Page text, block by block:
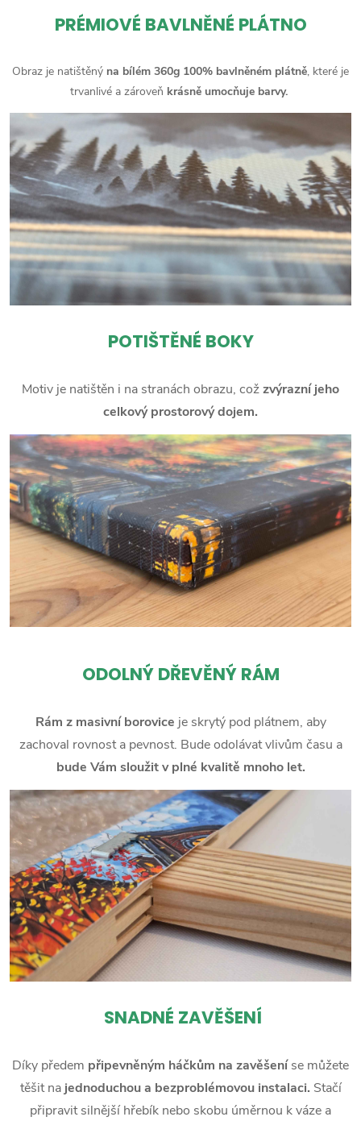
PRÉMIOVÉ BAVLNĚNÉ PLÁTNO
Obraz je natištěný na bílém 360g 100% bavlněném plátně, které je
trvanlivé a zároveň krásně umocňuje barvy.
POTIŠTĚNÉ BOKY
Motiv je natištěn i na stranách obrazu, cožzvýrazní jeho
celkový prostorový dojem.
ODOLNÝ DŘEVĚNÝ RÁM
Rám z masivní borovice je skrytý pod plátnem, aby
zachoval rovnost a pevnost. Bude odolávat vlivům času a
bude Vám sloužit v plné kvalitě mnoho let.
SNADNÉ ZAVĚŠENÍ
Díky předem připevněným háčkům na zavěšeníse můžete
těšit na jednoduchou a bezproblémovou instalaci. Stačí
připravit silnější hřebík nebo skobu úměrnou k váze a